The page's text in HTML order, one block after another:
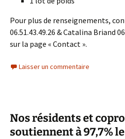
Pour plus de renseignements,
06.51.43.49.26 & Catalina Briand
sur la page « Contact ».
Laisser un commentaire
Nos résidents et
soutiennent à 97,7%